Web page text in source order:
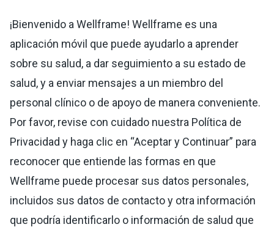
¡Bienvenido a Wellframe! Wellframe es una
aplicación móvil que puede ayudarlo a aprender
sobre su salud, a dar seguimiento a su estado de
salud, y a enviar mensajes a un miembro del
personal clínico o de apoyo de manera conveniente.
Por favor, revise con cuidado nuestra Política de
Privacidad y haga clic en “Aceptar y Continuar” para
reconocer que entiende las formas en que
Wellframe puede procesar sus datos personales,
incluidos sus datos de contacto y otra información
que podría identificarlo o información de salud que